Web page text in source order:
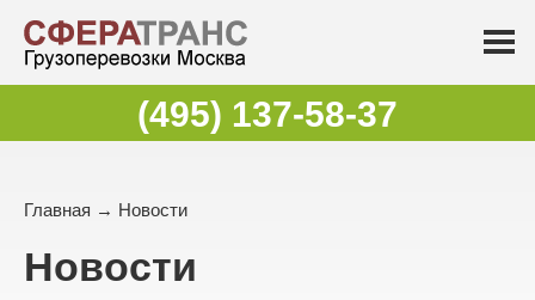
(495) 137-58-37
Главная → Новости
Новости